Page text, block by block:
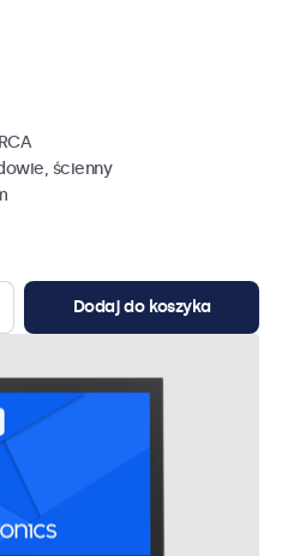
ścienny
Dodaj do koszyka